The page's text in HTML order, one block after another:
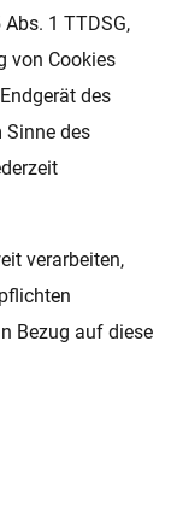
1 TTDSG,
von Cookies
des
Sinne des
verarbeiten,
Bezug auf diese